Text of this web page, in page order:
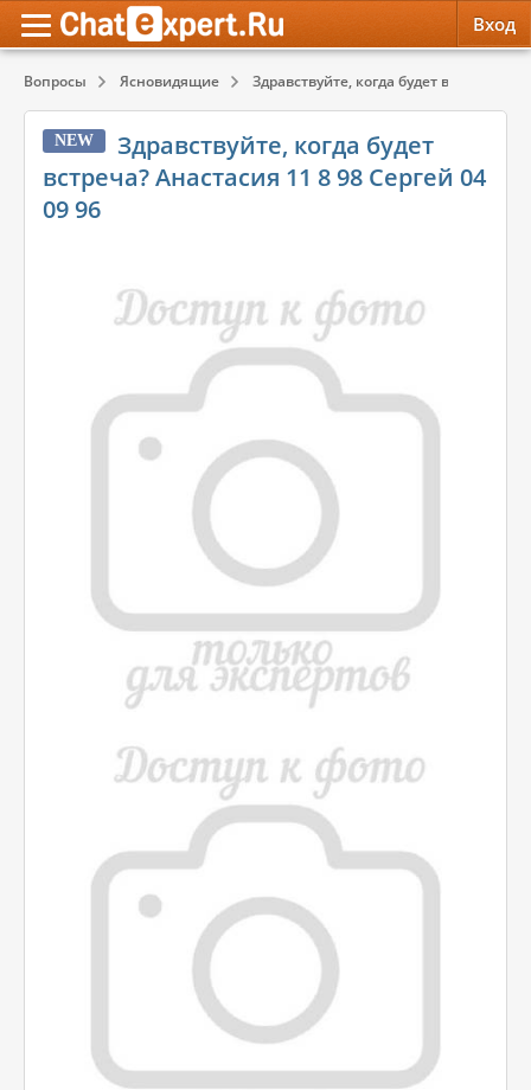
Вход
Вопросы Ясновидящие Здравствуйте, когда будет встреча?
NEW
Здравствуйте, когда будет
встреча? Анастасия 11 8 98 Сергей 04
09 96
Психология
Эзотерика
Красота, Здоровье
Психология
Эзотерика
Красота, Здоровье
Обратная связь
Служба поддержки
Правила сервиса